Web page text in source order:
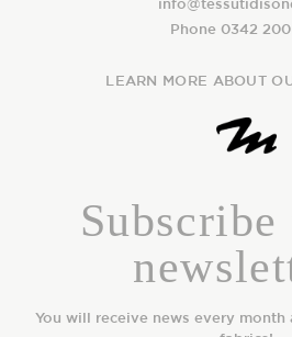
Phone 0342
LEARN MORE ABOUT
You will receive news every